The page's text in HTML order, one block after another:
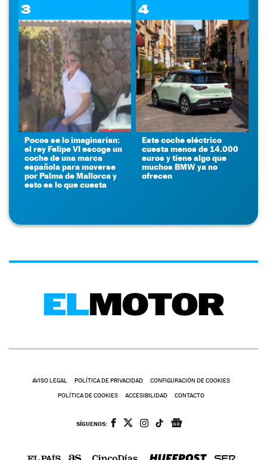
3
Pocos se lo imaginarían:
el rey Felipe VI escoge un
coche de una marca
española para moverse
por Palma de Mallorca y
esto es lo que cuesta
4
Este coche eléctrico
cuesta menos de 14.000
euros y tiene algo que
muchos BMW ya no
ofrecen
AVISO LEGAL POLÍTICA DE PRIVACIDAD CONFIGURACIÓN DE COOKIES
POLÍTICA DE COOKIES ACCESIBILIDAD CONTACTO
SÍGUENOS: